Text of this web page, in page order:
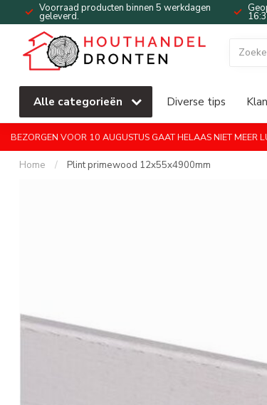
Voorraad producten binnen 5 werkdagen
geleverd.
Alle categorieën Diverse tips
BEZORGEN VOOR 10 AUGUSTUS GAAT HELAAS NIET MEER
Home / Plint primewood 12x55x4900mm